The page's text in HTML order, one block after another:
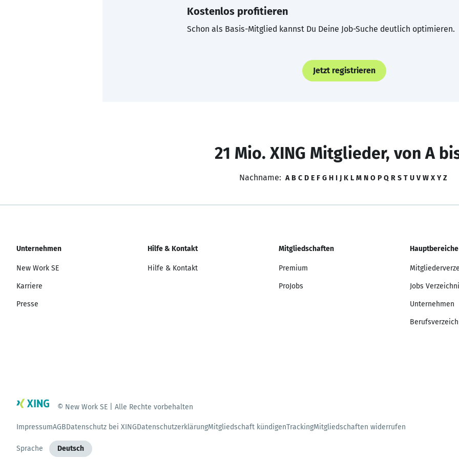
Kostenlos profitieren
Schon als Basis-Mitglied kannst Du Deine Job-Suche deutlich optimieren.
Jetzt registrieren
21 Mio. XING Mitglieder, von A
Nachname: A B C D E F G H I J K L M N O P Q R S T U V W X Y Z
Unternehmen
New Work SE
Karriere
Presse
Hilfe & Kontakt
Hilfe & Kontakt
Mitgliedschaften
Premium
ProJobs
Hauptbereiche
Jobs
Unternehmen
© New Work SE | Alle Rechte vorbehalten
ImpressumAGBDatenschutz bei XINGDatenschutzerklärungMitgliedschaft kündigenTrackingMitgliedschaften widerrufen
Sprache Deutsch